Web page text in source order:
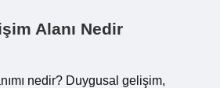
Alanı Nedir
nedir? Duygusal gelişim,